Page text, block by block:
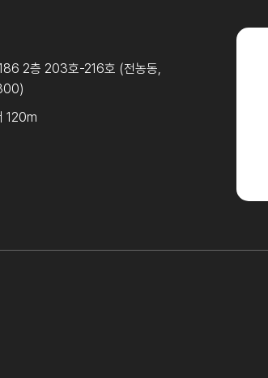
2층 203호-216호 (전농동,
120m